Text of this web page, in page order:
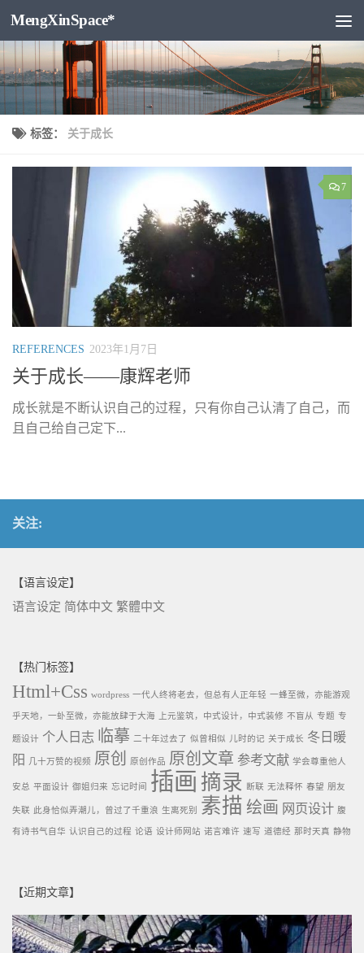
跳至内容
MengXinSpace*
标签： 关于成长
7
REFERENCES 2023年1月7日
关于成长——康辉老师
成长就是不断认识自己的过程，只有你自己认清了自己，而
且自己给自己定下...
关注:
【语言设定】
语言设定 简体中文 繁體中文
【热门标签】
Html+Css wordpress 一代人终将老去，但总有人正年轻 一蜂至微，亦能游观
乎天地，一虲至微，亦能放肆于大海 上元鉴筑，中式设计，中式装修 不盲从 专题 专
题设计 个人日志 临摹 二十年过去了 似曾相似 儿时的记 关于成长 冬日暖
阳
几十万赞的视频 原创 原创作品 原创文章 参考文献 学会尊重他人
安总 平面设计 御姐归来 忘记时间 插画 摘录 断联 无法释怀 春望 朋友
失联 此身恰似弄潮儿，曾过了千重浪 生离死别 素描 绘画 网页设计 腹
有诗书气自华 认识自己的过程 论语 设计师网站 诺言难许 速写 道德经 那时天真 静物
【近期文章】